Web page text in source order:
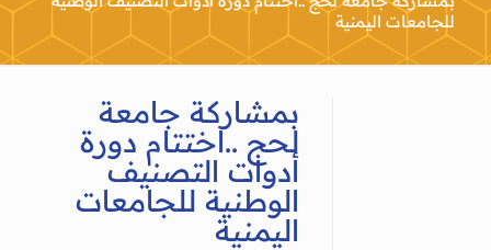
للجامعات اليمنية
بمشاركة جامعة
لحج ..اختتام دورة
أدوات التصنيف
الوطنية للجامعات
اليمنية